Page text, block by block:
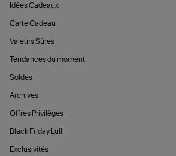
Idées Cadeaux
Carte Cadeau
Valeurs Sûres
Tendances du moment
Soldes
Archives
Offres Privilèges
Black Friday Lulli
Exclusivités